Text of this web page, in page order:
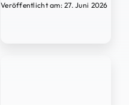
Veröffentlicht am: 27. Juni 2026